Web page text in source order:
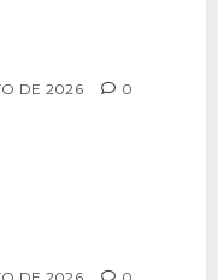
DE 2026 0